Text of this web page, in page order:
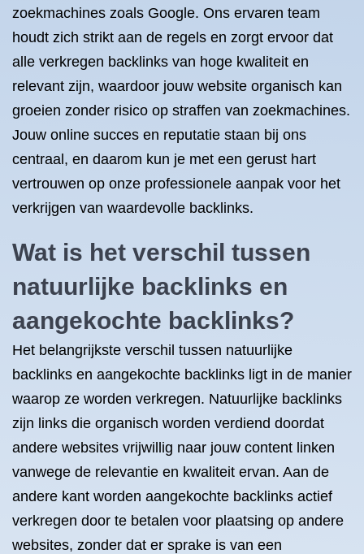
zoekmachines zoals Google. Ons ervaren team
houdt zich strikt aan de regels en zorgt ervoor dat
alle verkregen backlinks van hoge kwaliteit en
relevant zijn, waardoor jouw website organisch kan
groeien zonder risico op straffen van zoekmachines.
Jouw online succes en reputatie staan bij ons
centraal, en daarom kun je met een gerust hart
vertrouwen op onze professionele aanpak voor het
verkrijgen van waardevolle backlinks.
Wat is het verschil tussen
natuurlijke backlinks en
aangekochte backlinks?
Het belangrijkste verschil tussen natuurlijke
backlinks en aangekochte backlinks ligt in de manier
waarop ze worden verkregen. Natuurlijke backlinks
zijn links die organisch worden verdiend doordat
andere websites vrijwillig naar jouw content linken
vanwege de relevantie en kwaliteit ervan. Aan de
andere kant worden aangekochte backlinks actief
verkregen door te betalen voor plaatsing op andere
websites, zonder dat er sprake is van een